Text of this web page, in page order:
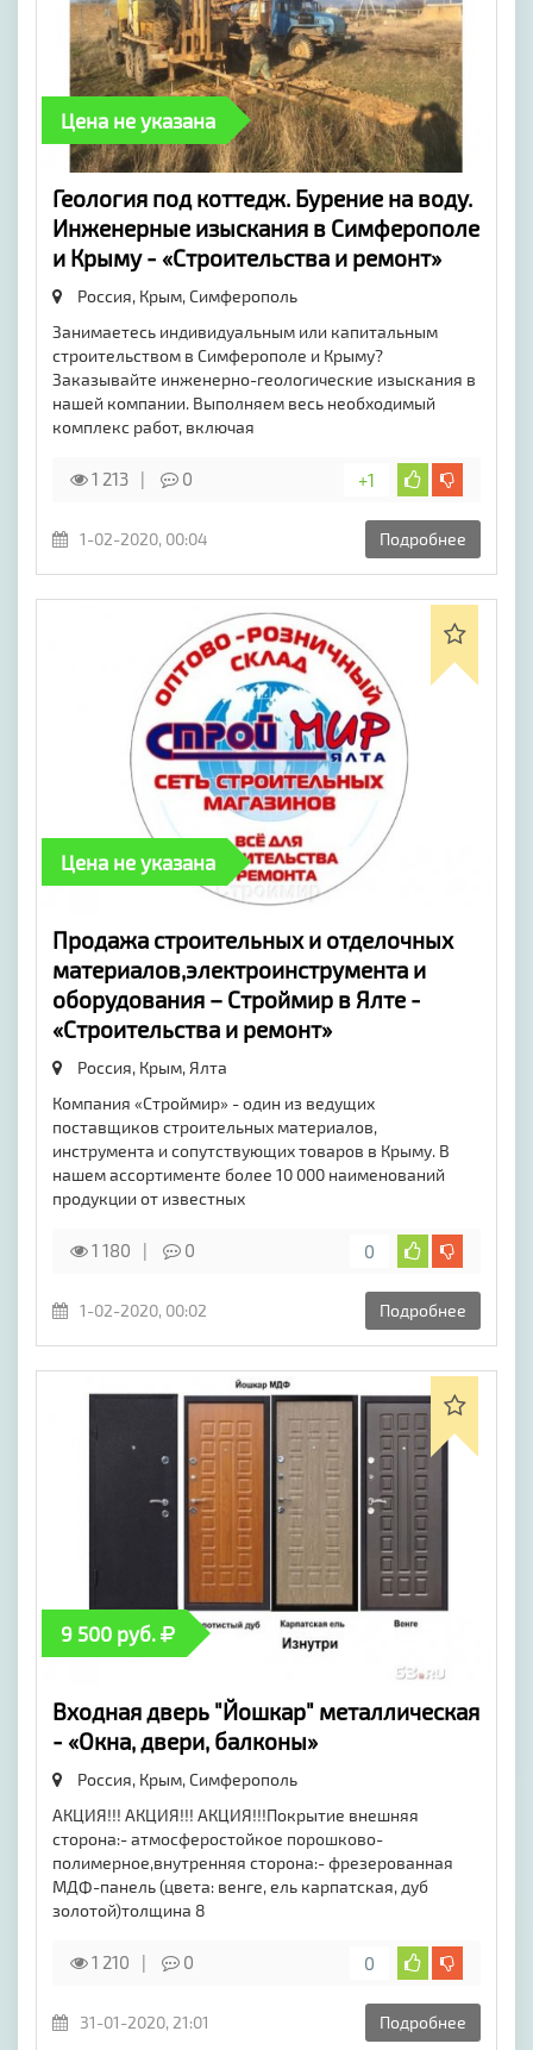
Цена не указана
​Геология под коттедж. Бурение на воду.
Инженерные изыскания в Симферополе
и Крыму - «Строительства и ремонт»
Россия, Крым,Симферополь
Занимаетесь индивидуальным или капитальным
строительством в Симферополе и Крыму?
Заказывайте инженерно-геологические изыскания в
нашей компании. Выполняем весь необходимый
комплекс работ, включая
1 213 0 +1
1-02-2020, 00:04 Подробнее
Цена не указана
Продажа строительных и отделочных
материалов,электроинструмента и
оборудования – Строймир в Ялте -
«Строительства и ремонт»
Россия, Крым, Ялта
Компания «Строймир» - один из ведущих
поставщиков строительных материалов,
инструмента и сопутствующих товаров в Крыму. В
нашем ассортименте более 10 000 наименований
продукции от известных
1 180 0 0
1-02-2020, 00:02 Подробнее
9 500 руб.
Входная дверь "Йошкар" металлическая
- «Окна, двери, балконы»
Россия, Крым,Симферополь
АКЦИЯ!!! АКЦИЯ!!! АКЦИЯ!!!Покрытие внешняя
сторона:- атмосферостойкое порошково-
полимерное,внутренняя сторона:- фрезерованная
МДФ-панель (цвета: венге, ель карпатская, дуб
золотой)толщина 8
1 210 0 0
31-01-2020, 21:01 Подробнее